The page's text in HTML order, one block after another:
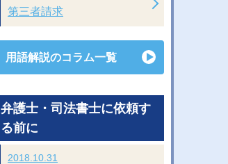
第三者請求
用語解説のコラム一覧
弁護士・司法書士に依頼す
る前に
2018.10.31